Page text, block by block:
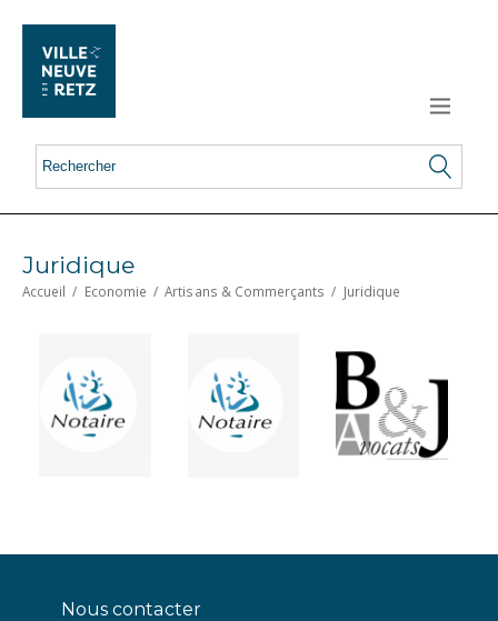
Juridique
Accueil / Economie /Artisans & Commerçants / Juridique
Maître
Cadeau
Jean-
Conseils
plus...
Maître
Robveille
Thierry
plus...
Maîtres
BOULANGER
JOUBERT/BOULANGER
Cabinet
Nous contacter